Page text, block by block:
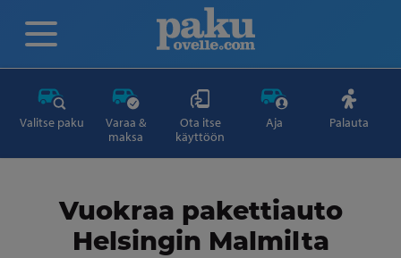
Valitse paku
Varaa &
maksa
Ota itse
käyttöön
Aja Palauta
Vuokraa pakettiauto
Helsingin Malmilta